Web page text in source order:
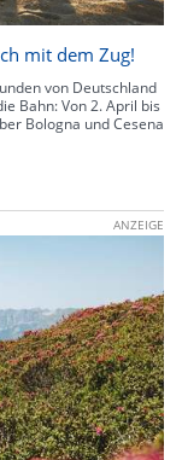
mit dem Zug!
von Deutschland
Bahn: Von 2. April bis
Bologna und Cesena
ANZEIGE